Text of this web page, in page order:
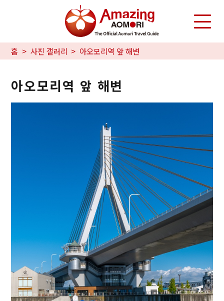
홈 사진 갤러리 아오모리역 앞 해변
아오모리역 앞 해변